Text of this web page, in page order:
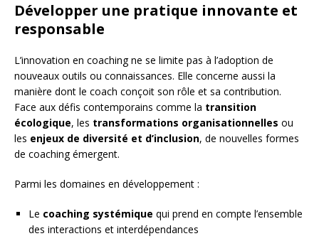
Développer une pratique innovante et
responsable
L’innovation en coaching ne se limite pas à l’adoption de
nouveaux outils ou connaissances. Elle concerne aussi la
manière dont le coach conçoit son rôle et sa contribution.
Face aux défis contemporains comme la transition
écologique, les transformations organisationnelles ou
les enjeux de diversité et d’inclusion, de nouvelles formes
de coaching émergent.
Parmi les domaines en développement :
Le coaching systémique qui prend en compte l’ensemble
des interactions et interdépendances